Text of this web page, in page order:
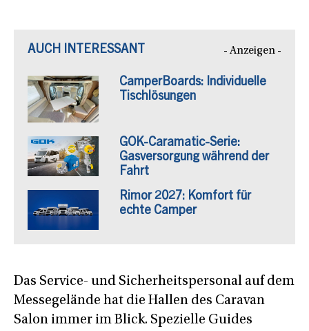
AUCH INTERESSANT - Anzeigen -
CamperBoards: Individuelle
Tischlösungen
GOK-Caramatic-Serie:
Gasversorgung während der
Fahrt
Rimor 2027: Komfort für
echte Camper
Das Service- und Sicherheitspersonal auf dem
Messegelände hat die Hallen des Caravan
Salon immer im Blick. Spezielle Guides